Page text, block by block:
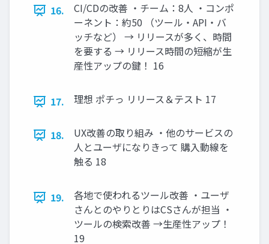
16.
CI/CDの改善 ・チーム：8人 ・コンポ
ーネント：約50 （ツール・API・バ
ッチなど） → リリースが多く、時間
を要する → リリース時間の短縮が生
産性アップの鍵！ 16
17. 理想 ポチっ リリース＆テスト 17
18.
UX改善の取り組み ・他のサービスの
人とユーザになりきって 購入動線を
触る 18
19.
各地で使われるツール改善 ・ユーザ
さんとのやりとりはCSさんが担当 ・
ツールの検索改善 →生産性アップ！
19